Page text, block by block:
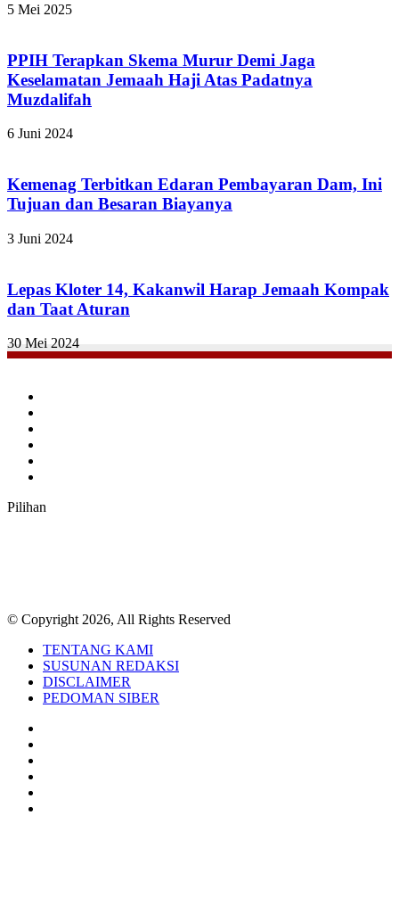
5 Mei 2025
PPIH Terapkan Skema Murur Demi Jaga
Keselamatan Jemaah Haji Atas Padatnya
Muzdalifah
6 Juni 2024
Kemenag Terbitkan Edaran Pembayaran Dam, Ini
Tujuan dan Besaran Biayanya
3 Juni 2024
Lepas Kloter 14, Kakanwil Harap Jemaah Kompak
dan Taat Aturan
30 Mei 2024
Pilihan
© Copyright 2026, All Rights Reserved
TENTANG KAMI
SUSUNAN REDAKSI
DISCLAIMER
PEDOMAN SIBER